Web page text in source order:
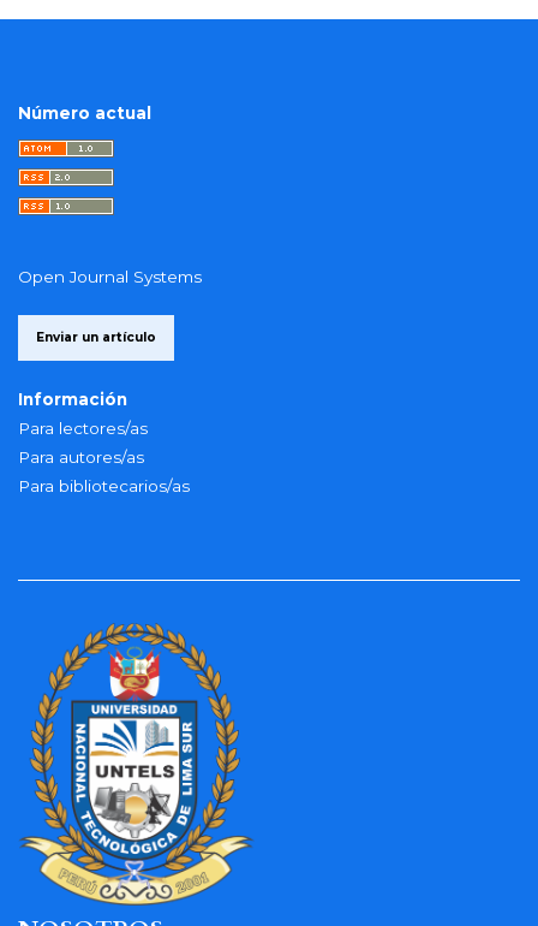
Número actual
Open Journal Systems
Enviar un artículo
Información
Para lectores/as
Para autores/as
Para bibliotecarios/as